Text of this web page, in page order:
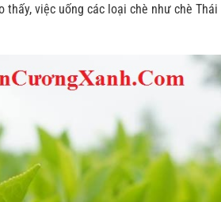
việc uống các loại chè như chè